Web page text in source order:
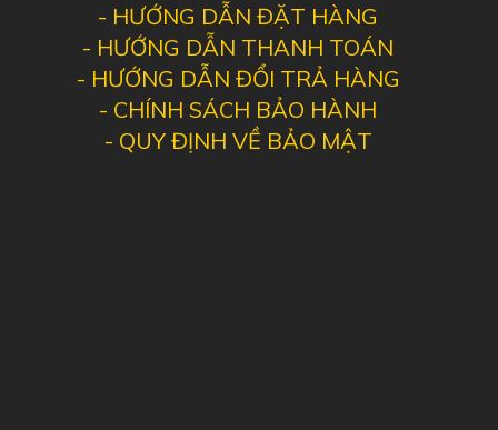
- HƯỚNG DẪN ĐẶT HÀNG
- HƯỚNG DẪN THANH TOÁN
- HƯỚNG DẪN ĐỔI TRẢ HÀNG
- CHÍNH SÁCH BẢO HÀNH
- QUY ĐỊNH VỀ BẢO MẬT